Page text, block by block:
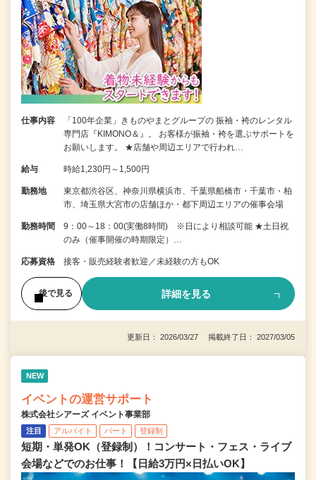
仕事内容
「100年企業」きものやまとグループの 振袖・袴のレンタル
専門店『KIMONO＆』。 お客様が振袖・袴を選ぶサポートを
お願いします。 ★店舗や周辺エリアで行われ…
給与 時給1,230円～1,500円
勤務地
東京都渋谷区、神奈川県横浜市、千葉県船橋市・千葉市・柏
市、埼玉県大宮市の店舗ほか・都下周辺エリアの催事会場
勤務時間
9：00～18：00(実働8時間) ※日により相談可能 ★土日祝
のみ（催事開催の時期限定）…
応募資格 接客・販売経験者歓迎／未経験の方もOK
後で見る 詳細を見る
更新日： 2026/03/27 掲載終了日： 2027/03/05
NEW
イベントの運営サポート
株式会社シアーズ イベント事業部
注目 アルバイト パート 登録制
短期・単発OK（登録制）！コンサート・フェス・ライブ
会場などでのお仕事！【日給3万円×日払いOK】